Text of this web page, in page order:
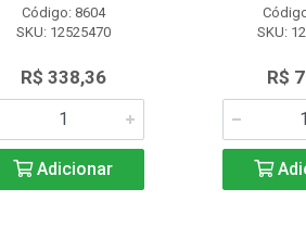
Código: 8604
SKU: 12525470
R$ 338,36
Adicionar
SKU:
R$